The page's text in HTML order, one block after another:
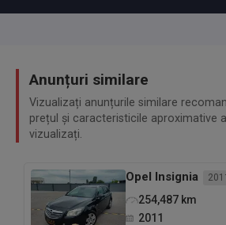
Anunțuri similare
Vizualizați anunțurile similare
prețul și caracteristicile aproximative
vizualizați.
Opel Insignia 2011
254,487 km
2011